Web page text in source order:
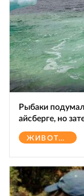
Рыбаки
айсберге, но
ЖИВОТНЫЕ